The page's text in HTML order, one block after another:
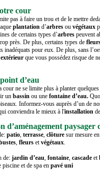
cour
pas à faire un trou et de le mettre
plantation d’arbres ou végétaux
de certains types d’arbres peuvent
près. De plus, certains types de
inadéquats pour eux. De plus, sans
extérieur que vous possédez risque de
d’eau
cour ne se limite plus à planter quelques
un bassin ou une fontaine d’eau.
Informez-vous auprès d’un de
conviendra le mieux à l'installation
d’aménagement paysager
patio, terrasse, clôture sur mesure en
, fleurs etvégétaux.
de: jardin d’eau, fontaine, cascade et
et de spa en pavé uni